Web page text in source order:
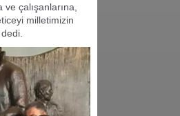
çalışanlarına,
milletimizin